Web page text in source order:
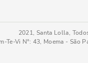
2021, Santa Lolla,
Te-Vi N°: 43, Moema - São